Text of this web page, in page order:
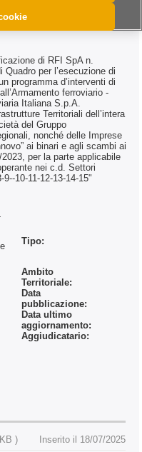
di RFI SpA n.
per l’esecuzione di
programma d’interventi di
ferroviario -
Italiana S.p.A.
Territoriali dell’intera
del Gruppo
nonché delle Imprese
ai binari e agli scambi ai
per la parte applicabile
nei c.d. Settori
10-11-12-13-14-15"
Tipo:
Ambito
Territoriale:
Data
pubblicazione:
Data ultimo
aggiornamento:
Aggiudicatario:
) Inserito il 18/07/2025